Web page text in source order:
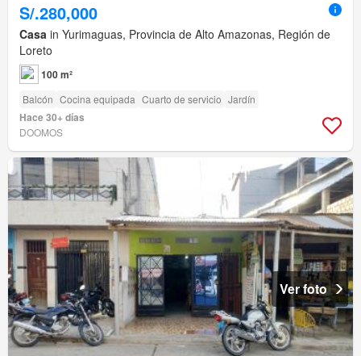
S/.280,000
Casa in Yurimaguas, Provincia de Alto Amazonas, Región de
Loreto
100 m²
Balcón Cocina equipada Cuarto de servicio Jardín
Hace 30+ días
DOOMOS
Ver foto